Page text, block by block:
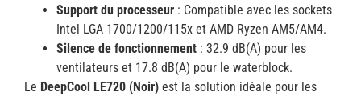
Support du processeur : Compatible avec les sockets
Intel LGA 1700/1200/115x et AMD Ryzen AM5/AM4.
Silence de fonctionnement : 32.9 dB(A) pour les
ventilateurs et 17.8 dB(A) pour le waterblock.
Le DeepCool LE720 (Noir) est la solution idéale pour les